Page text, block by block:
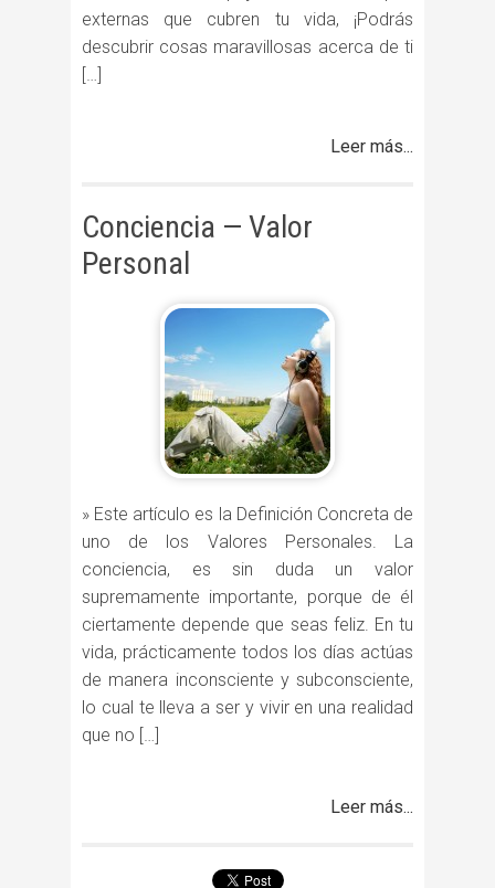
externas que cubren tu vida, ¡Podrás
descubrir cosas maravillosas acerca de ti
[…]
Leer más...
Conciencia — Valor
Personal
» Este artículo es la Definición Concreta de
uno de los Valores Personales. La
conciencia, es sin duda un valor
supremamente importante, porque de él
ciertamente depende que seas feliz. En tu
vida, prácticamente todos los días actúas
de manera inconsciente y subconsciente,
lo cual te lleva a ser y vivir en una realidad
que no […]
Leer más...